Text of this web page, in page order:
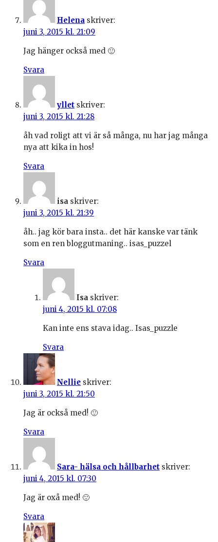
Helena skriver:
juni 3, 2015 kl. 21:09
Jag hänger också med 🙂
Svara
yllet skriver:
juni 3, 2015 kl. 21:28
åh vad roligt att vi är så många, nu har jag många
nya att kika in hos!
Svara
isa skriver:
juni 3, 2015 kl. 21:39
åh.. jag kör bara insta.. det här kanske var tänk
som en ren bloggutmaning.. isas_puzzel
Svara
Isa skriver:
juni 4, 2015 kl. 07:08
Kan inte ens stava idag.. Isas_puzzle
Svara
Nellie skriver:
juni 3, 2015 kl. 21:50
Jag är också med! 🙂
Svara
Sara- hälsa och hållbarhet skriver:
juni 4, 2015 kl. 07:30
Jag är oxå med! 🙂
Svara